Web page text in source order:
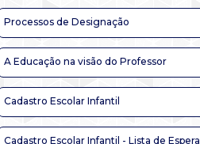
Processos de Designação
A Educação na visão do Professor
Cadastro Escolar Infantil
Cadastro Escolar Infantil - Lista de Espera